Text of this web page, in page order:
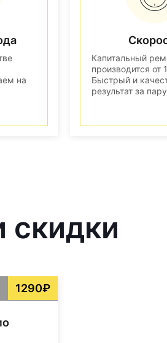
на
Капитальный
производится от
Быстрый и
результат за
скидки
1290₽